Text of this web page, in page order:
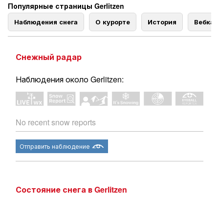
Популярные страницы Gerlitzen
Наблюдения снега О курорте История
Снежный радар
Наблюдения около Gerlitzen:
No recent snow reports
Отправить наблюдение
Состояние снега в Gerlitzen